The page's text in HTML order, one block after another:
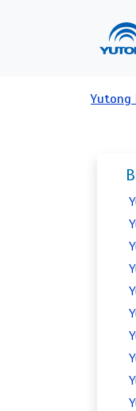
Yutong